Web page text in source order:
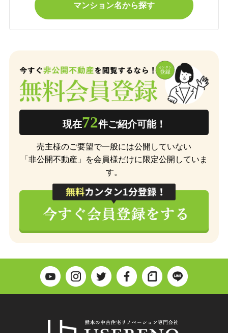
マンション名から探す
現在72件ご紹介可能！
売主様のご要望で一般には公開していない
「非公開不動産」を会員様だけに限定公開していま
す。